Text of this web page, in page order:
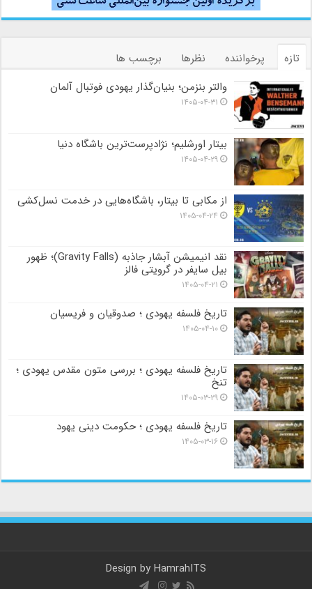
تازه پرخواننده نظرها
برچسب ها
والتر بنزمن؛ بنیان‌گذار یهودی فوتبال آلمان
۱۴۰۵-۰۴-۳۱
بیتار اورشلیم؛ نژادپرست‌ترین باشگاه دنیا
۱۴۰۵-۰۴-۲۹
از مکابی تا بیتار، باشگاه‌هایی در خدمت نسل‌کشی
۱۴۰۵-۰۴-۲۴
نقد انیمیشن آبشار جاذبه (Gravity Falls)؛ ظهور
بیل سایفر در گرویتی فالز
۱۴۰۵-۰۴-۲۱
تاریخ فلسفه یهودی ؛ صدوقیان و فریسیان
۱۴۰۵-۰۴-۱۰
تاریخ فلسفه یهودی ؛ بررسی متون مقدس یهودی ؛
تنخ
۱۴۰۵-۰۳-۲۹
تاریخ فلسفه یهودی ؛ حکومت دینی یهود
۱۴۰۵-۰۳-۱۶
Design by HamrahITS